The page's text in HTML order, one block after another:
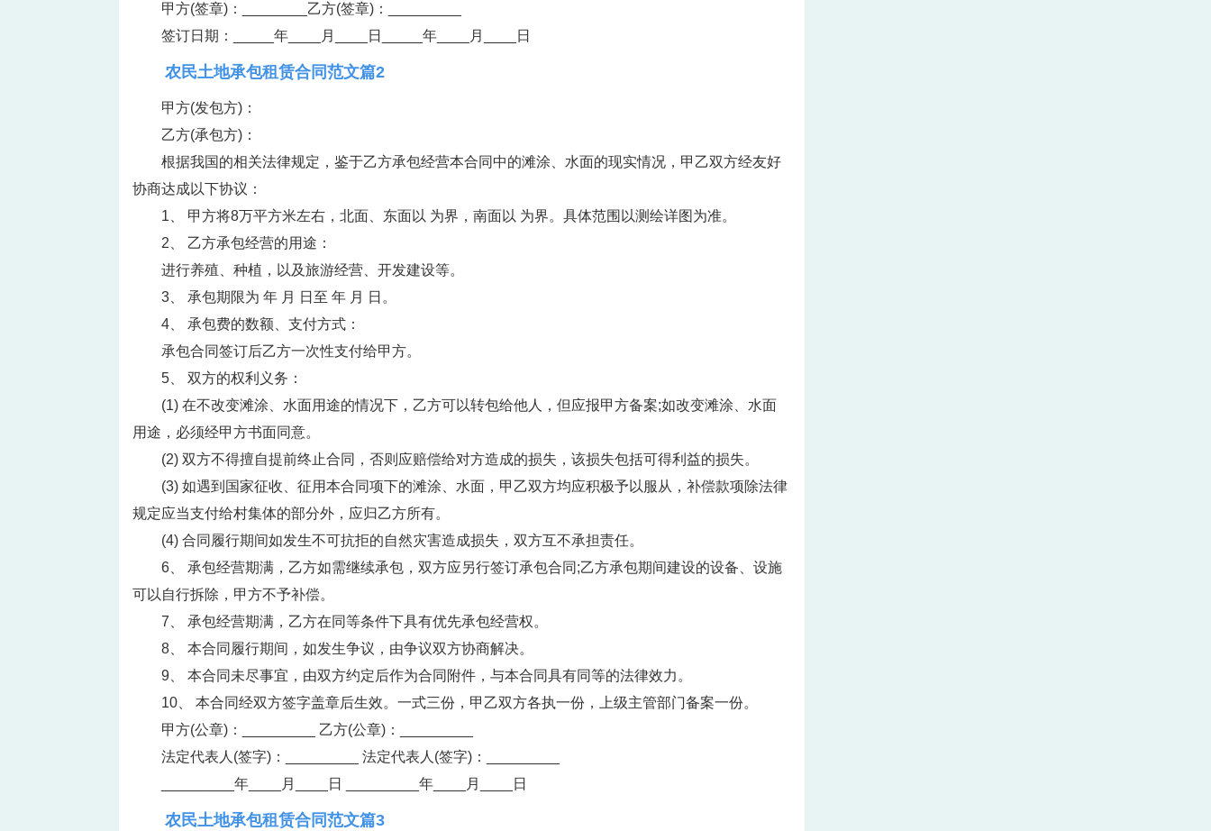
甲方(签章)：________乙方(签章)：_________
签订日期：_____年____月____日_____年____月____日
农民土地承包租赁合同范文篇2
甲方(发包方)：
乙方(承包方)：
根据我国的相关法律规定，鉴于乙方承包经营本合同中的滩涂、水面的现实情况，甲乙双方经友好
协商达成以下协议：
1、 甲方将8万平方米左右，北面、东面以 为界，南面以 为界。具体范围以测绘详图为准。
2、 乙方承包经营的用途：
进行养殖、种植，以及旅游经营、开发建设等。
3、 承包期限为 年 月 日至 年 月 日。
4、 承包费的数额、支付方式：
承包合同签订后乙方一次性支付给甲方。
5、 双方的权利义务：
(1) 在不改变滩涂、水面用途的情况下，乙方可以转包给他人，但应报甲方备案;如改变滩涂、水面
用途，必须经甲方书面同意。
(2) 双方不得擅自提前终止合同，否则应赔偿给对方造成的损失，该损失包括可得利益的损失。
(3) 如遇到国家征收、征用本合同项下的滩涂、水面，甲乙双方均应积极予以服从，补偿款项除法律
规定应当支付给村集体的部分外，应归乙方所有。
(4) 合同履行期间如发生不可抗拒的自然灾害造成损失，双方互不承担责任。
6、 承包经营期满，乙方如需继续承包，双方应另行签订承包合同;乙方承包期间建设的设备、设施
可以自行拆除，甲方不予补偿。
7、 承包经营期满，乙方在同等条件下具有优先承包经营权。
8、 本合同履行期间，如发生争议，由争议双方协商解决。
9、 本合同未尽事宜，由双方约定后作为合同附件，与本合同具有同等的法律效力。
10、 本合同经双方签字盖章后生效。一式三份，甲乙双方各执一份，上级主管部门备案一份。
甲方(公章)：_________ 乙方(公章)：_________
法定代表人(签字)：_________ 法定代表人(签字)：_________
_________年____月____日 _________年____月____日
农民土地承包租赁合同范文篇3